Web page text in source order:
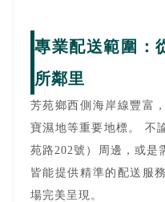
專業配送範圍：
所鄰里
芳苑鄉西側海岸線豐富
寶濕地等重要地標。 不
苑路202號）周邊，或是
皆能提供精準的配送服
場完美呈現。